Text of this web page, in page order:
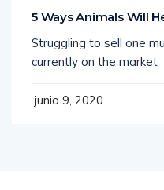
5 Ways Animals Will
Struggling to sell one
currently on the market
junio 9, 2020